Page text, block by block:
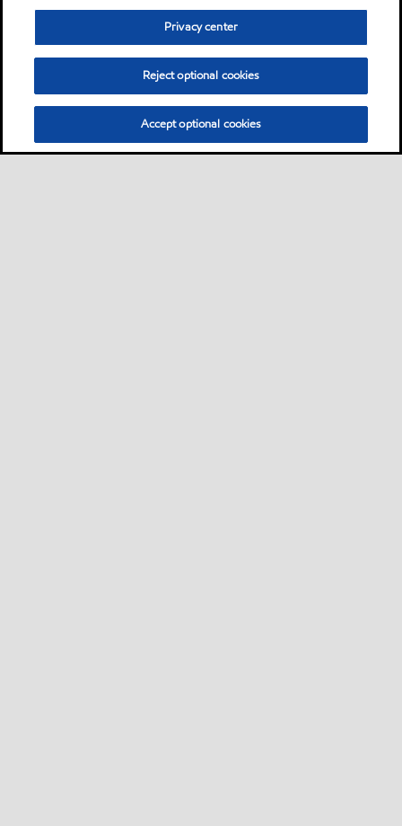
Privacy center
Reject optional cookies
Accept optional cookies